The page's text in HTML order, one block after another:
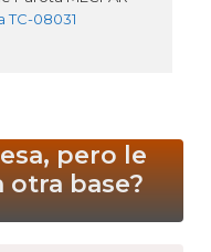
TC-08031
pero le
otra base?